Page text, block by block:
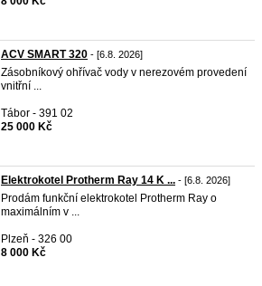
ACV SMART 320 - [6.8. 2026]
Zásobníkový ohřívač vody v nerezovém provedení
vnitřní ...
Tábor - 391 02
25 000 Kč
Elektrokotel Protherm Ray 14 K ... - [6.8. 2026]
Prodám funkční elektrokotel Protherm Ray o
maximálním v ...
Plzeň - 326 00
8 000 Kč